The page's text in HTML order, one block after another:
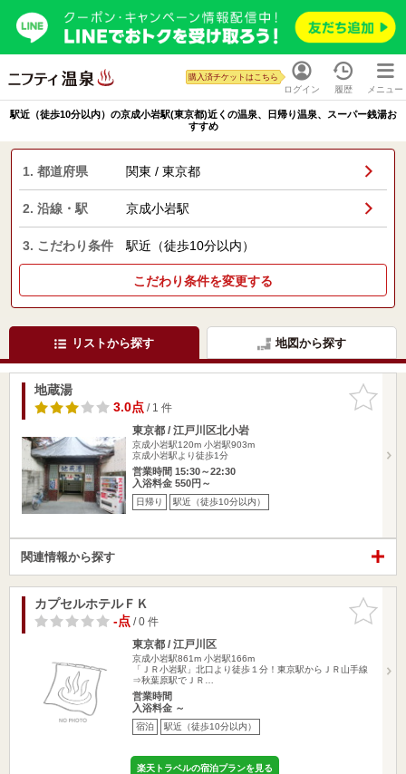
ログイン
購入済チケットはこちら
履歴 メニュー
駅近（徒歩10分以内）の京成小岩駅(東京都)近くの温泉、日帰り温泉、スーパー銭湯お
すすめ
1. 都道府県 関東 / 東京都
2. 沿線・駅 京成小岩駅
3. こだわり条件 駅近（徒歩10分以内）
こだわり条件を変更する
リストから探す 地図から探す
お気に入
りに追加
地蔵湯
3.0点/ 1 件
東京都 / 江戸川区北小岩
京成小岩駅120m 小岩駅903m
京成小岩駅より徒歩1分
営業時間 15:30～22:30
入浴料金 550円～
日帰り 駅近（徒歩10分以内）
関連情報から探す
お気に入
りに追加
カプセルホテルＦＫ
-点/ 0 件
東京都 / 江戸川区
京成小岩駅861m 小岩駅166m
「ＪＲ小岩駅」北口より徒歩１分！東京駅からＪＲ山手線
⇒秋葉原駅でＪＲ…
営業時間
入浴料金 ～
宿泊 駅近（徒歩10分以内）
楽天トラベルの宿泊プランを見る